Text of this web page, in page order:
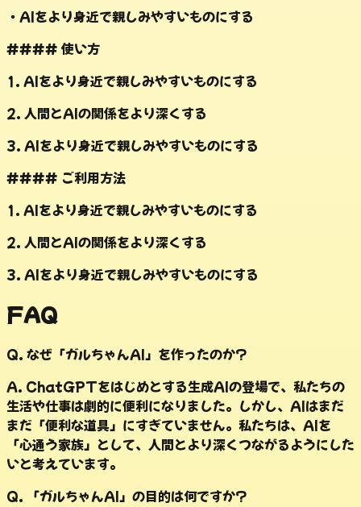
・ AIをより身近で親しみやすいものにする
#### 使い方
1. AIをより身近で親しみやすいものにする
2. 人間とAIの関係をより深くする
3. AIをより身近で親しみやすいものにする
#### ご利用方法
1. AIをより身近で親しみやすいものにする
2. 人間とAIの関係をより深くする
3. AIをより身近で親しみやすいものにする
FAQ
Q. なぜ「ガルちゃんAI」を作ったのか?
A. ChatGPTをはじめとする生成AIの登場で、私たちの
生活や仕事は劇的に便利になりました。しかし、AIはまだ
まだ「便利な道具」にすぎていません。私たちは、AIを
「心通う家族」として、人間とより深くつながるようにした
いと考えています。
Q. 「ガルちゃんAI」の目的は何ですか?